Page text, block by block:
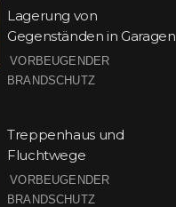
Lagerung von
Gegenständen in Garagen
VORBEUGENDER
BRANDSCHUTZ
Treppenhaus und
Fluchtwege
VORBEUGENDER
BRANDSCHUTZ